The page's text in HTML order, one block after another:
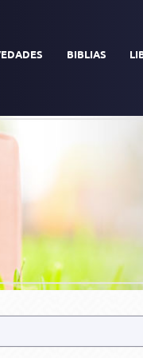
BIBLIAS